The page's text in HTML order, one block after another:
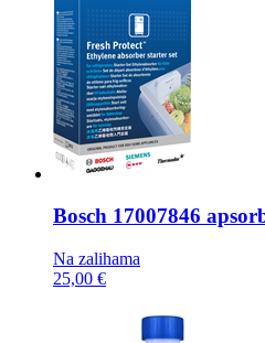
Bosch 17007846
Na zalihama
25,00 €